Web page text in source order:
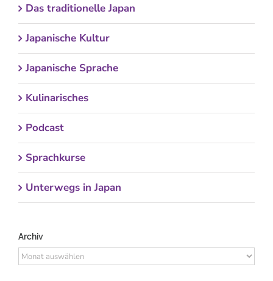
Das traditionelle Japan
Japanische Kultur
Japanische Sprache
Kulinarisches
Podcast
Sprachkurse
Unterwegs in Japan
Archiv
Archiv